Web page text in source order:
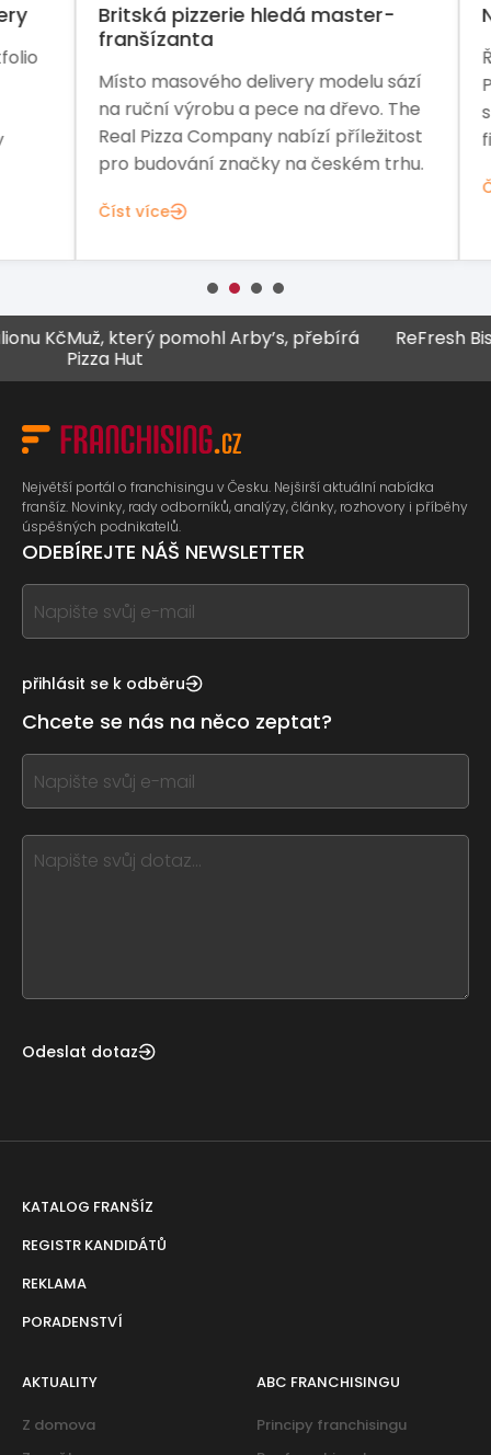
Britská pizzerie hledá master-
franšízanta
Místo masového delivery modelu sází
na ruční výrobu a pece na dřevo. The
Real Pizza Company nabízí příležitost
pro budování značky na českém trhu.
Číst více
Muž, který pomohl Arby’s, přebírá
Pizza Hut
ReFresh Bistro
Největší portál o franchisingu v Česku. Nejširší aktuální nabídka
franšíz. Novinky, rady odborníků, analýzy, články, rozhovory i příběhy
úspěšných podnikatelů.
ODEBÍREJTE NÁŠ NEWSLETTER
If
you
this,
this
form
field
blank
přihlásit se k odběru
Chcete se nás na něco zeptat?
If
you
this,
leave
Odeslat dotaz
KATALOG FRANŠÍZ
REGISTR KANDIDÁTŮ
REKLAMA
PORADENSTVÍ
AKTUALITY
Z domova
ABC FRANCHISINGU
Principy franchisingu